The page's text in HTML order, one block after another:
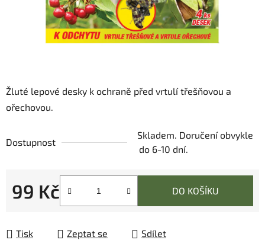
Žluté lepové desky k ochraně před vrtulí třešňovou a
ořechovou.
Dostupnost
Skladem. Doručení obvykle
do 6-10 dní.
99 Kč
Měrná cena:
DO KOŠÍKU
Tisk Zeptat se Sdílet